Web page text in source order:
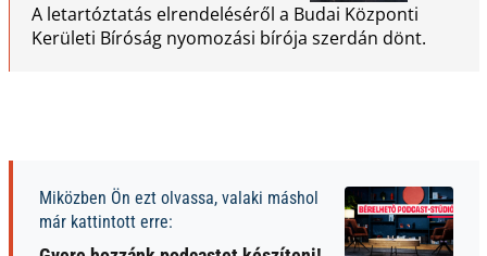
A letartóztatás elrendeléséről a Budai Központi
Kerületi Bíróság nyomozási bírója szerdán dönt.
Miközben Ön ezt olvassa, valaki máshol
már kattintott erre: